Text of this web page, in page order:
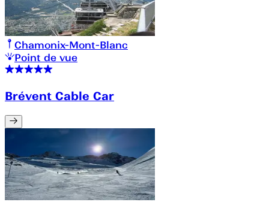
Chamonix-Mont-Blanc
Point de vue
Brévent Cable Car